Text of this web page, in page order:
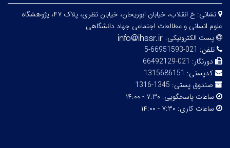
نشانی:
خ انقلاب، خیابان ابوریحان، خیابان نظری، پلاک ۴۷، پژوهشگاه
علوم انسانی و مطالعات اجتماعی جهاد دانشگاهی
پست الکترونیکی:
تلفن: 021-66951593-5
دورنگار: 021-66492129
کدپستی: 1315686151
صندوق پستی: 1345-1316
ساعات پاسخگویی: ۷:۳۰ - ۱۴:۰۰
ساعات کاری: ۷:۳۰ - ۱۴:۰۰